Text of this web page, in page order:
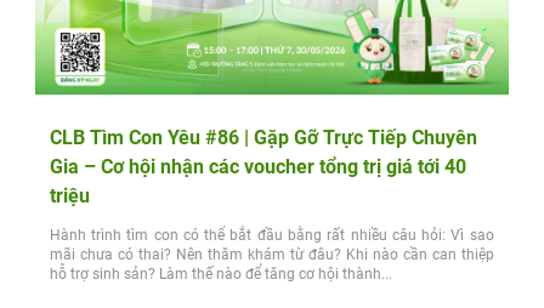
CLB Tìm Con Yêu #86 | Gặp Gỡ Trực Tiếp Chuyên
Gia – Cơ hội nhận các voucher tổng trị giá tới 40
triệu
Hành trình tìm con có thể bắt đầu bằng rất nhiều câu hỏi: Vì sao
mãi chưa có thai? Nên thăm khám từ đâu? Khi nào cần can thiệp
hỗ trợ sinh sản? Làm thế nào để tăng cơ hội thành...